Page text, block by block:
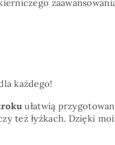
każdego!
ułatwią
też łyżkach. Dzięki